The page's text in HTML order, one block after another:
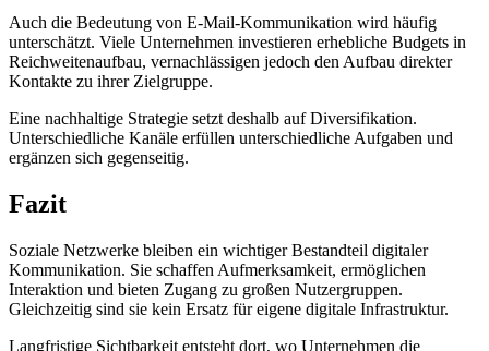
Auch die Bedeutung von E-Mail-Kommunikation wird häufig
unterschätzt. Viele Unternehmen investieren erhebliche Budgets in
Reichweitenaufbau, vernachlässigen jedoch den Aufbau direkter
Kontakte zu ihrer Zielgruppe.
Eine nachhaltige Strategie setzt deshalb auf Diversifikation.
Unterschiedliche Kanäle erfüllen unterschiedliche Aufgaben und
ergänzen sich gegenseitig.
Fazit
Soziale Netzwerke bleiben ein wichtiger Bestandteil digitaler
Kommunikation. Sie schaffen Aufmerksamkeit, ermöglichen
Interaktion und bieten Zugang zu großen Nutzergruppen.
Gleichzeitig sind sie kein Ersatz für eigene digitale Infrastruktur.
Langfristige Sichtbarkeit entsteht dort, wo Unternehmen die